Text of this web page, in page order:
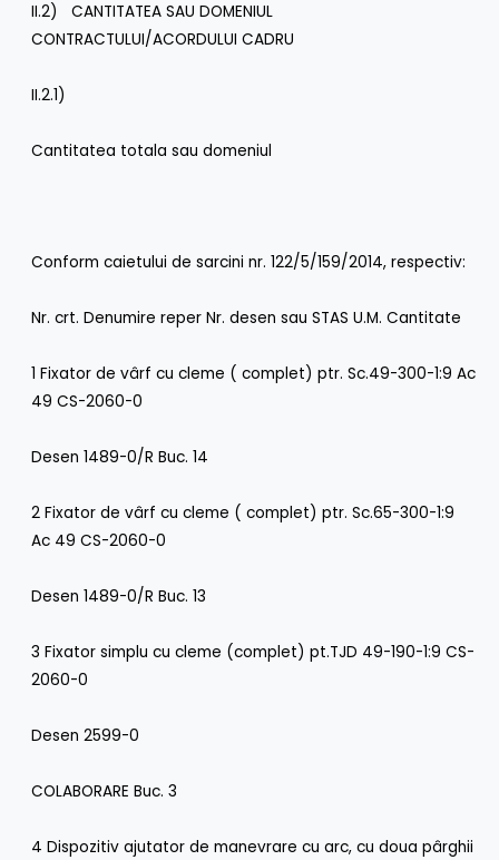
II.2) CANTITATEA SAU DOMENIUL
CONTRACTULUI/ACORDULUI CADRU
II.2.1)
Cantitatea totala sau domeniul
Conform caietului de sarcini nr. 122/5/159/2014, respectiv:
Nr. crt. Denumire reper Nr. desen sau STAS U.M. Cantitate
1 Fixator de vârf cu cleme ( complet) ptr. Sc.49-300-1:9 Ac
49 CS-2060-0
Desen 1489-0/R Buc. 14
2 Fixator de vârf cu cleme ( complet) ptr. Sc.65-300-1:9
Ac 49 CS-2060-0
Desen 1489-0/R Buc. 13
3 Fixator simplu cu cleme (complet) pt.TJD 49-190-1:9 CS-
2060-0
Desen 2599-0
COLABORARE Buc. 3
4 Dispozitiv ajutator de manevrare cu arc, cu doua pârghii